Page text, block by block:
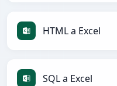
HTML a Excel
SQL a Excel